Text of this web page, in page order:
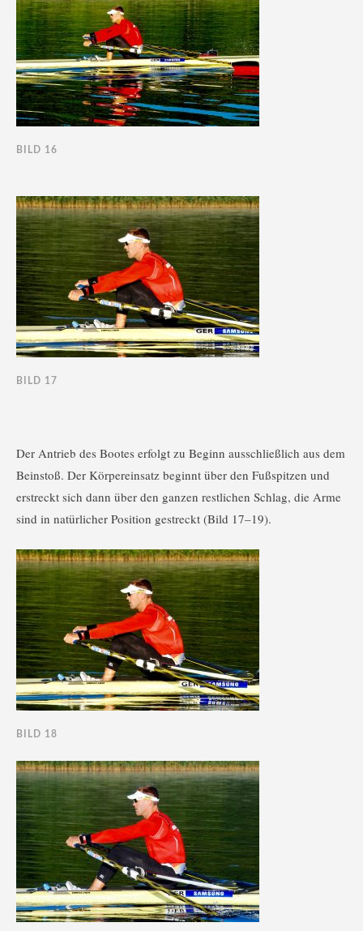
BILD 16
BILD 17
Der Antrieb des Bootes erfolgt zu Beginn ausschließlich aus dem
Beinstoß. Der Körpereinsatz beginnt über den Fußspitzen und
erstreckt sich dann über den ganzen restlichen Schlag, die Arme
sind in natürlicher Position gestreckt (Bild 17–19).
BILD 18